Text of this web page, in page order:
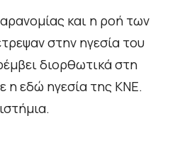
και η ροή των
στην ηγεσία του
διορθωτικά στη
η εδώ ηγεσία της ΚΝΕ.